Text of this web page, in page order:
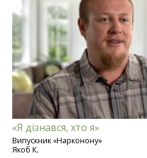
«Я дізнався, хто я»
Випускник «Нарконону»
Якоб К.